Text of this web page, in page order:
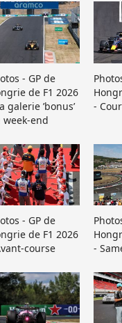
- GP de
de F1 2026
galerie ’bonus’
week-end
-
- GP de
de F1 2026
course
-